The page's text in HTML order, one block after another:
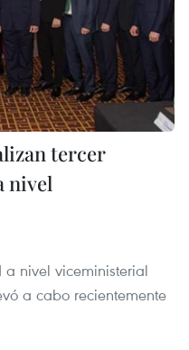
tercer
nivel
nivel viceministerial
a cabo recientemente